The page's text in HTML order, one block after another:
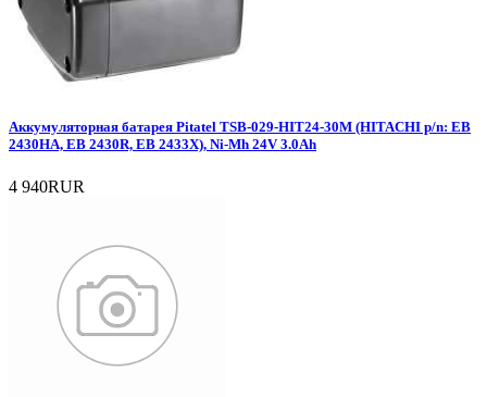
Аккумуляторная батарея Pitatel TSB-029-HIT24-30M (HITACHI p/n: EB
2430HA, EB 2430R, EB 2433X), Ni-Mh 24V 3.0Ah
4 940RUR